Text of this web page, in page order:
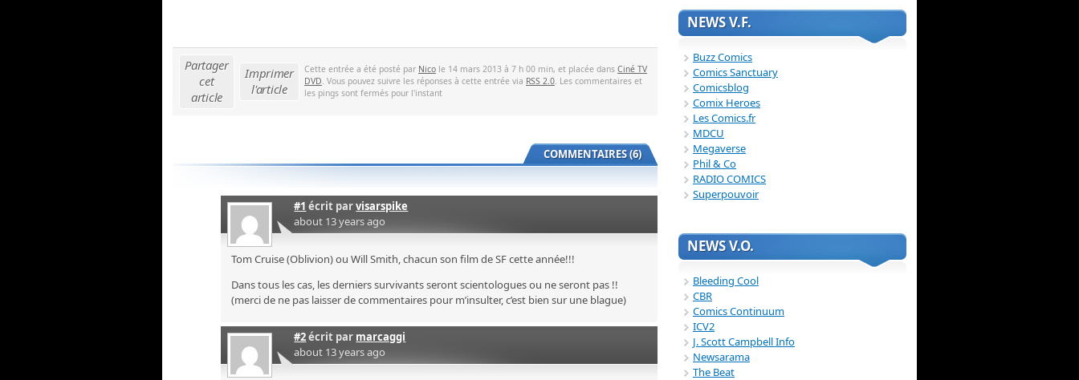
Partager
cet
article
Imprimer
l'article
Cette entrée a été posté par Nico le 14 mars 2013 à 7 h 00 min, et placée dans Ciné TV
DVD. Vous pouvez suivre les réponses à cette entrée via RSS 2.0. Les commentaires et
les pings sont fermés pour l'instant
COMMENTAIRES (6)
#1 écrit parvisarspike
about 13 years ago
Tom Cruise (Oblivion) ou Will Smith, chacun son film de SF cette année!!!
Dans tous les cas, les derniers survivants seront scientologues ou ne seront pas !!
(merci de ne pas laisser de commentaires pour m’insulter, c’est bien sur une blague)
#2écrit par marcaggi
about 13 years ago
NEWS V.F.
Buzz Comics
Comics Sanctuary
Comicsblog
Comix Heroes
Les Comics.fr
MDCU
Megaverse
Phil & Co
RADIO COMICS
Superpouvoir
NEWS V.O.
Bleeding Cool
CBR
Comics Continuum
ICV2
J. Scott Campbell Info
Newsarama
The Beat